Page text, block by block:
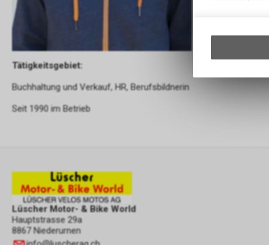
Tätigkeitsgebiet:
Buchhaltung und Verkauf, HR, Berufsbildnerin
Seit 1990 im Betrieb
Lüscher Motor- & Bike World
Hauptstrasse 29a
8867 Niederurnen